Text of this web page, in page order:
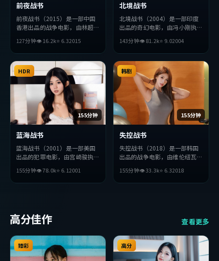
前夜战书
前夜战书（2015）是一部中国
香港出品的战争电影，由林超贤
主演。影片在叙事与视听上力求
突破，探讨人性与抉择，节奏张
弛有度，适合喜欢该类型的观众
完整观看。
127分钟👁16.2k⭐ 6.32015
北境战书
北境战书（2004）是一部印度
出品的奇幻电影，由冯小刚执
主演。影片在叙事与视听上力求
突破，探讨人性与抉择，节奏张
弛有度，适合喜欢该类型的观众
完整观看。
143分钟👁81.2k⭐ 9.02004
155分钟
HDR
蓝海战书
蓝海战书（2001）是一部美国
出品的犯罪电影，由宫崎骏执
查拉梅等主演。影片在叙事与视
听上力求突破，探讨人性与抉
155分钟👁78.0k⭐ 6.12001
155分钟
韩剧
失控战书
失控战书（2018）是一部韩国
出品的战争电影，由维伦纽瓦执
主演。影片在叙事与视听上力求
突破，探讨人性与抉择，节奏张
155分钟👁33.3k⭐ 6.32018
高分佳作 查看更多
臻彩 高分